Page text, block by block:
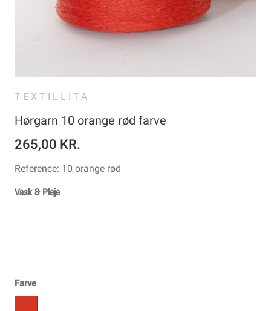
TEXTILLITA
Hørgarn 10 orange rød farve
265,00 KR.
Reference: 10 orange rød
Vask & Pleje
Farve